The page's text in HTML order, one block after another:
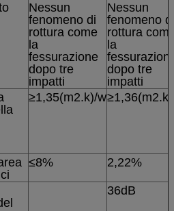
Nessun
fenomeno di
rottura come
la
fessurazione
dopo tre
impatti
Nessun
fenomeno di
rottura
la
dopo tre
impatti
≥1,35(m2.k)/w
≤8% 2,22%
36dB